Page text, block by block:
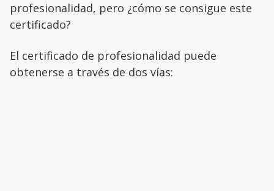
profesionalidad, pero ¿cómo se consigue este
certificado?
El certificado de profesionalidad puede
obtenerse a través de dos vías: